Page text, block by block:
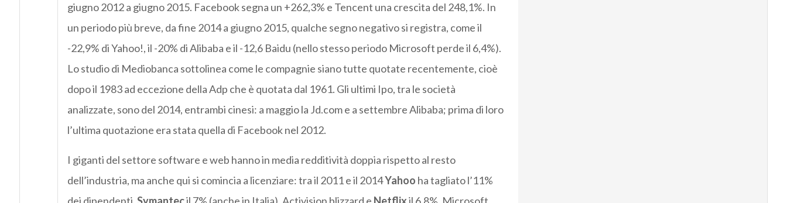
giugno 2012 a giugno 2015. Facebook segna un +262,3% e Tencent una crescita del 248,1%. In
un periodo più breve, da fine 2014 a giugno 2015, qualche segno negativo si registra, come il
-22,9% di Yahoo!, il -20% di Alibaba e il -12,6 Baidu (nello stesso periodo Microsoft perde il 6,4%).
Lo studio di Mediobanca sottolinea come le compagnie siano tutte quotate recentemente, cioè
dopo il 1983 ad eccezione della Adp che è quotata dal 1961. Gli ultimi Ipo, tra le società
analizzate, sono del 2014, entrambi cinesi: a maggio la Jd.com e a settembre Alibaba; prima di loro
l’ultima quotazione era stata quella di Facebook nel 2012.
I giganti del settore software e web hanno in media redditività doppia rispetto al resto
dell’industria, ma anche qui si comincia a licenziare: tra il 2011 e il 2014Yahoo ha tagliato l’11%